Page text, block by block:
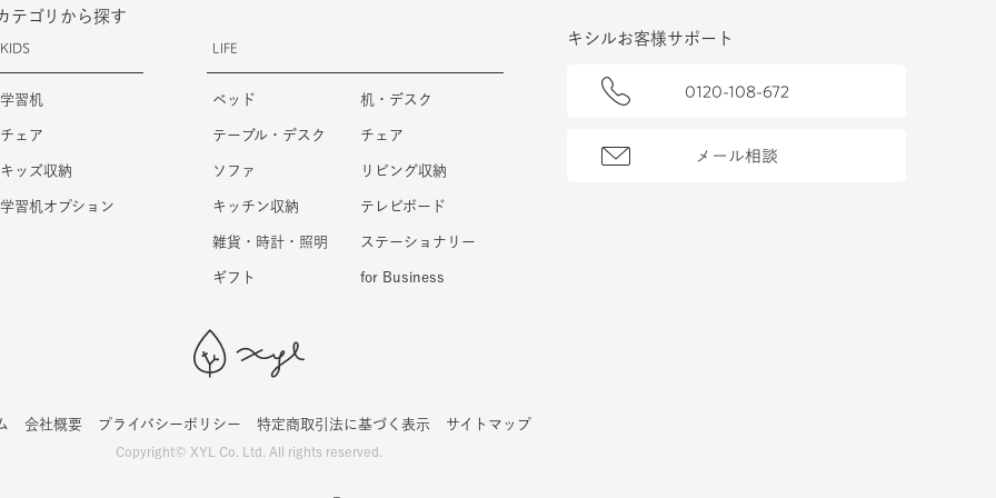
テゴリから探す
KIDS
学習机
チェア
キッズ収納
学習机オプション
LIFE
ベッド 机・デスク
テーブル・デスク チェア
ソファ リビング収納
キッチン収納 テレビボード
雑貨・時計・照明 ステーショナリー
ギフト for Business
キシルお客様サポート
0120-108-672
メール相談
会社概要 プライバシーポリシー 特定商取引法に基づく表示 サイトマップ
Copyright© XYL Co. Ltd. All rights reserved.